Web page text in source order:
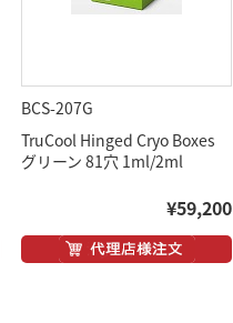
BCS-207G
TruCool Hinged Cryo Boxes
グリーン 81穴 1ml/2ml
¥59,200